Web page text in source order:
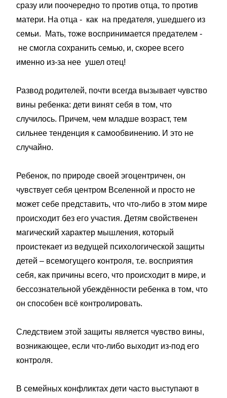
сразу или поочередно то против отца, то против
матери. На отца - как на предателя, ушедшего из
семьи. Мать, тоже воспринимается предателем -
не смогла сохранить семью, и, скорее всего
именно из-за нее ушел отец!
Развод родителей, почти всегда вызывает чувство
вины ребенка: дети винят себя в том, что
случилось. Причем, чем младше возраст, тем
сильнее тенденция к самообвинению. И это не
случайно.
Ребенок, по природе своей эгоцентричен, он
чувствует себя центром Вселенной и просто не
может себе представить, что что-либо в этом мире
происходит без его участия. Детям свойственен
магический характер мышления, который
проистекает из ведущей психологической защиты
детей – всемогущего контроля, т.е. восприятия
себя, как причины всего, что происходит в мире, и
бессознательной убеждённости ребенка в том, что
он способен всё контролировать.
Следствием этой защиты является чувство вины,
возникающее, если что-либо выходит из-под его
контроля.
В семейных конфликтах дети часто выступают в